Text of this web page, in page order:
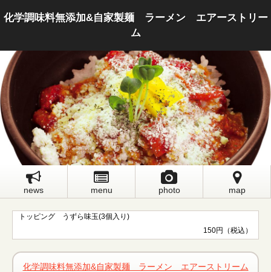
化学調味料無添加&自家製麺 ラーメン エアーストリー
ム
news menu photo map
トッピング うずら味玉(3個入り)
150円（税込）
化学調味料無添加&自家製麺 ラーメン エアーストリーム